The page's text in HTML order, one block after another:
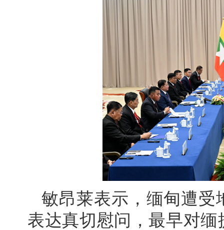
敏昂莱表示，缅甸遭受
表达真切慰问，最早对